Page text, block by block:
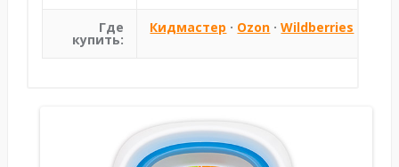
Где
купить:
Кидмастер · Ozon ·Wildberries